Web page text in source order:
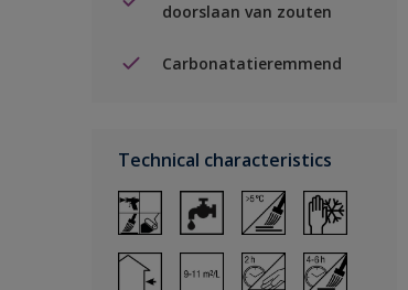
doorslaan van zouten
Carbonatatieremmend
Technical characteristics